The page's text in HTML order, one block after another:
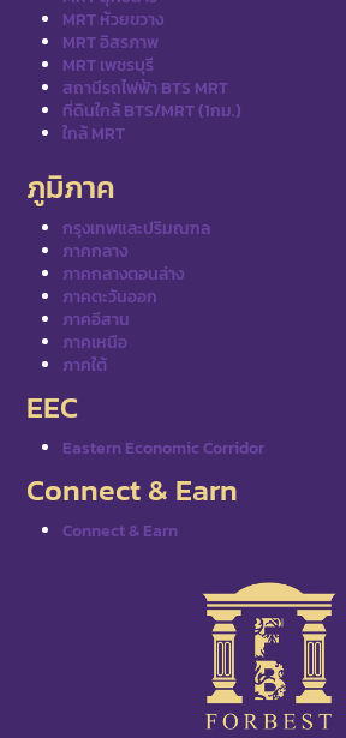
MRT ห้วยขวาง
MRT อิสรภาพ
MRT เพชรบุรี
สถานีรถไฟฟ้า BTS MRT
ที่ดินใกล้ BTS/MRT (1กม.)
ใกล้ MRT
ภูมิภาค
กรุงเทพและปริมณฑล
ภาคกลาง
ภาคกลางตอนล่าง
ภาคตะวันออก
ภาคอีสาน
ภาคเหนือ
ภาคใต้
EEC
Eastern Economic Corridor
Connect & Earn
Connect & Earn